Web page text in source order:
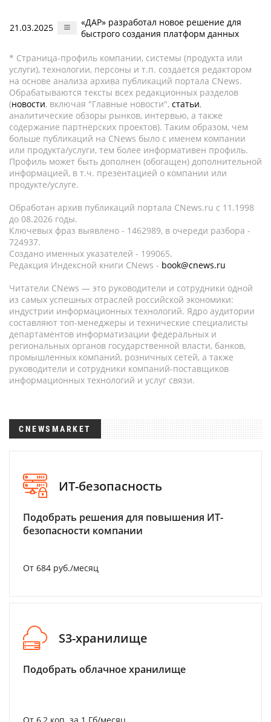
21.03.2025
«ДАР» разработал новое решение для
быстрого создания платформ данных
* Страница-профиль компании, системы (продукта или
услуги), технологии, персоны и т.п. создается редактором
на основе анализа архива публикаций портала CNews.
Обрабатываются тексты всех редакционных разделов
(новости, включая "Главные новости", статьи,
аналитические обзоры рынков, интервью, а также
содержание партнёрских проектов). Таким образом, чем
больше публикаций на CNews было с именем компании
или продукта/услуги, тем более информативен профиль.
Профиль может быть дополнен (обогащен) дополнительной
информацией, в т.ч. презентацией о компании или
продукте/услуге.
Обработан архив публикаций портала CNews.ru c 11.1998
до 08.2026 годы.
Ключевых фраз выявлено - 1462989, в очереди разбора -
724937.
Создано именных указателей - 199065.
Редакция Индексной книги CNews - book@cnews.ru
Читатели CNews — это руководители и сотрудники одной
из самых успешных отраслей российской экономики:
индустрии информационных технологий. Ядро аудитории
составляют топ-менеджеры и технические специалисты
департаментов информатизации федеральных и
региональных органов государственной власти, банков,
промышленных компаний, розничных сетей, а также
руководители и сотрудники компаний-поставщиков
информационных технологий и услуг связи.
CNEWSMARKET
ИТ-безопасность
Подобрать решения для повышения ИТ-
безопасности компании
От 684 руб./месяц
S3-хранилище
Подобрать облачное хранилище